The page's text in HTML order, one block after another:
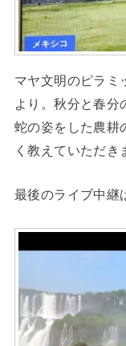
マヤ文明のピラミ
より。秋分と春分
蛇の姿をした農耕
く教えていただき
最後のライブ中継